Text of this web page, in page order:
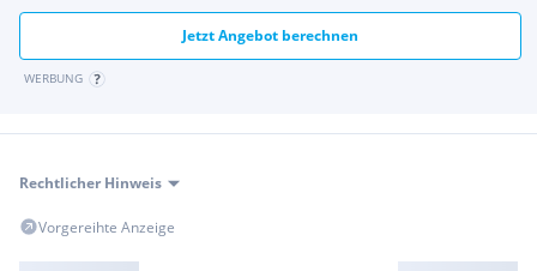
Jetzt Angebot berechnen
WERBUNG
Rechtlicher Hinweis
Vorgereihte Anzeige